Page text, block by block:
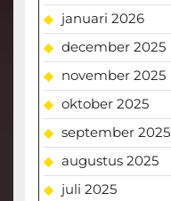
januari 2026
december 2025
november 2025
oktober 2025
september 2025
augustus 2025
juli 2025